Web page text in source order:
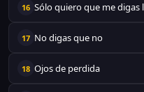
16 Sólo quiero que me digas
17 No digas que no
18 Ojos de perdida